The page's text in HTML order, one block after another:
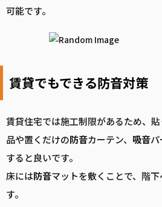
可能です。
賃貸でもできる防音対策
賃貸住宅では施工制限があるため、
品や置くだけの防音カーテン、 吸音
すると良いです。
床には防音マットを敷くことで、階
す。